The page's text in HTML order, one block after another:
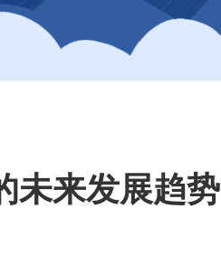
未来发展趋势